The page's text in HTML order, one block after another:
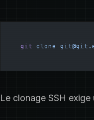
git clone
Le clonage SSH